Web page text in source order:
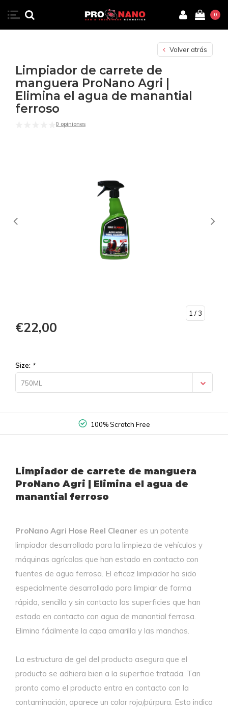
0
Volver atrás
Limpiador de carrete de
manguera ProNano Agri |
Elimina el agua de manantial
ferroso
0 opiniones
1 / 3
€22,00
Size: *
750ML
100% Scratch Free
Limpiador de carrete de manguera
ProNano Agri | Elimina el agua de
manantial ferroso
ProNano Agri Hose Reel Cleaner es un potente
limpiador desarrollado para la limpieza de vehículos y
máquinas agrícolas que han estado en contacto con
fuentes de agua ferrosa. El eficaz limpiador ha sido
especialmente desarrollado para limpiar de forma
rápida, sencilla y sin contacto las superficies que han
estado en contacto con agua de manantial ferrosa.
Elimina fácilmente la capa amarilla y las manchas.
La estructura de gel del producto asegura que el
producto se adhiera bien a la superficie tratada. Tan
pronto como el producto entra en contacto con la
contaminación, aparece un color rojo/púrpura. Esto indica